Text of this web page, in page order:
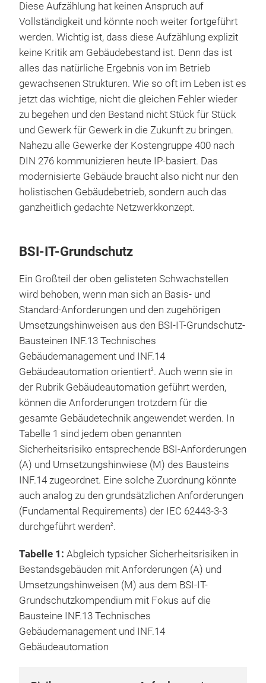
Diese Aufzählung hat keinen Anspruch auf
Vollständigkeit und könnte noch weiter fortgeführt
werden. Wichtig ist, dass diese Aufzählung explizit
keine Kritik am Gebäudebestand ist. Denn das ist
alles das natürliche Ergebnis von im Betrieb
gewachsenen Strukturen. Wie so oft im Leben ist es
jetzt das wichtige, nicht die gleichen Fehler wieder
zu begehen und den Bestand nicht Stück für Stück
und Gewerk für Gewerk in die Zukunft zu bringen.
Nahezu alle Gewerke der Kostengruppe 400 nach
DIN 276 kommunizieren heute IP-basiert. Das
modernisierte Gebäude braucht also nicht nur den
holistischen Gebäudebetrieb, sondern auch das
ganzheitlich gedachte Netzwerkkonzept.
BSI-IT-Grundschutz
Ein Großteil der oben gelisteten Schwachstellen
wird behoben, wenn man sich an Basis- und
Standard-Anforderungen und den zugehörigen
Umsetzungshinweisen aus den BSI-IT-Grundschutz-
Bausteinen INF.13 Technisches
Gebäudemanagement und INF.14
Gebäudeautomation orientiert2. Auch wenn sie in
der Rubrik Gebäudeautomation geführt werden,
können die Anforderungen trotzdem für die
gesamte Gebäudetechnik angewendet werden. In
Tabelle 1 sind jedem oben genannten
Sicherheitsrisiko entsprechende BSI-Anforderungen
(A) und Umsetzungshinwiese (M) des Bausteins
INF.14 zugeordnet. Eine solche Zuordnung könnte
auch analog zu den grundsätzlichen Anforderungen
(Fundamental Requirements) der IEC 62443-3-3
durchgeführt werden2.
Tabelle 1: Abgleich typsicher Sicherheitsrisiken in
Bestandsgebäuden mit Anforderungen (A) und
Umsetzungshinweisen (M) aus dem BSI-IT-
Grundschutzkompendium mit Fokus auf die
Bausteine INF.13 Technisches
Gebäudemanagement und INF.14
Gebäudeautomation